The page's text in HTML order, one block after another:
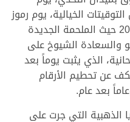
الخيالية، يوم رموز
الثنايا الذهبية، الأحد 3 مارس 2024 حيث الملحمة الجديدة
الشيوخ على
الذي يثبت يوماً بعد
عن تحطيم الأرقام
بعد عام.
الذهبية التي جرت على